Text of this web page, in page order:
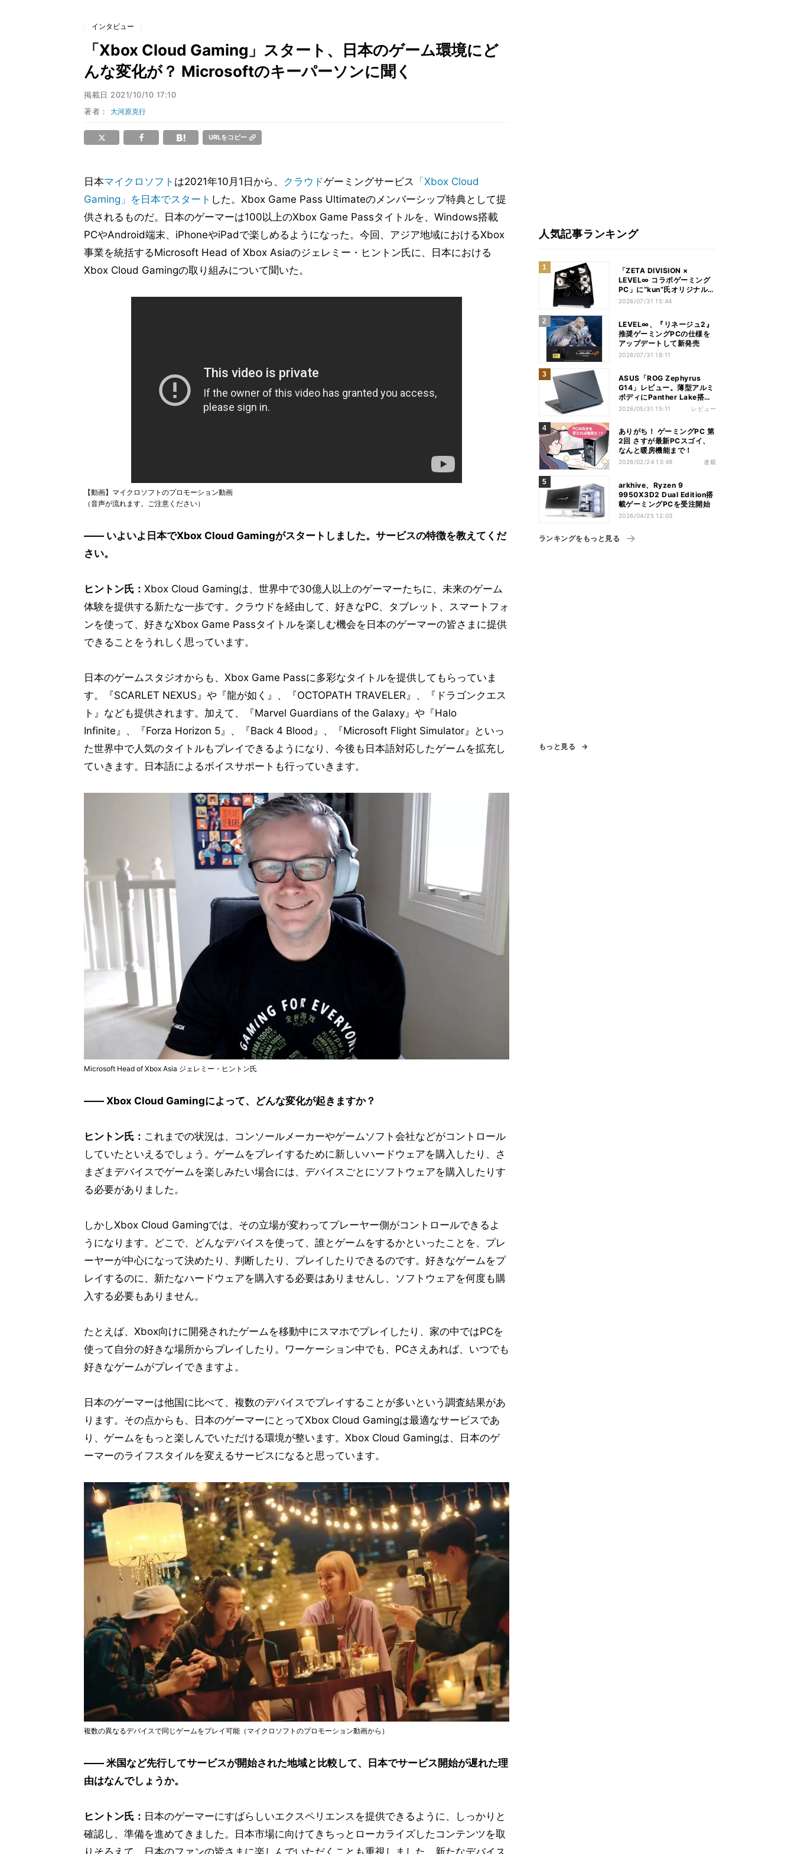
インタビュー
「Xbox Cloud Gaming」スタート、日本のゲーム環境にど
んな変化が？ Microsoftのキーパーソンに聞く
掲載日 2021/10/10 17:10
著者：大河原克行
URLをコピー
日本マイクロソフト は2021年10月1日から、 クラウドゲーミングサービス 「Xbox Cloud
Gaming」を日本でスタート した。Xbox Game Pass Ultimateのメンバーシップ特典として提
供されるものだ。日本のゲーマーは100以上のXbox Game Passタイトルを、Windows搭載
PCやAndroid端末、iPhoneやiPadで楽しめるようになった。今回、アジア地域におけるXbox
事業を統括するMicrosoft Head of Xbox Asiaのジェレミー・ヒントン氏に、日本における
Xbox Cloud Gamingの取り組みについて聞いた。
【動画】マイクロソフトのプロモーション動画
（音声が流れます。ご注意ください）
―― いよいよ日本でXbox Cloud Gamingがスタートしました。サービスの特徴を教えてくだ
さい。
ヒントン氏： Xbox Cloud Gamingは、世界中で30億人以上のゲーマーたちに、未来のゲーム
体験を提供する新たな一歩です。クラウドを経由して、好きなPC、タブレット、スマートフォ
ンを使って、好きなXbox Game Passタイトルを楽しむ機会を日本のゲーマーの皆さまに提供
できることをうれしく思っています。
日本のゲームスタジオからも、Xbox Game Passに多彩なタイトルを提供してもらっていま
す。『SCARLET NEXUS』や『龍が如く』、『OCTOPATH TRAVELER』、『ドラゴンクエス
ト』なども提供されます。加えて、『Marvel Guardians of the Galaxy』や『Halo
Infinite』、『Forza Horizon 5』、『Back 4 Blood』、『Microsoft Flight Simulator』といっ
た世界中で人気のタイトルもプレイできるようになり、今後も日本語対応したゲームを拡充し
ていきます。日本語によるボイスサポートも行っていきます。
Microsoft Head of Xbox Asia ジェレミー・ヒントン氏
―― Xbox Cloud Gamingによって、どんな変化が起きますか？
ヒントン氏： これまでの状況は、コンソールメーカーやゲームソフト会社などがコントロール
していたといえるでしょう。ゲームをプレイするために新しいハードウェアを購入したり、さ
まざまデバイスでゲームを楽しみたい場合には、デバイスごとにソフトウェアを購入したりす
る必要がありました。
しかしXbox Cloud Gamingでは、その立場が変わってプレーヤー側がコントロールできるよ
うになります。どこで、どんなデバイスを使って、誰とゲームをするかといったことを、プレ
ーヤーが中心になって決めたり、判断したり、プレイしたりできるのです。好きなゲームをプ
レイするのに、新たなハードウェアを購入する必要はありませんし、ソフトウェアを何度も購
入する必要もありません。
たとえば、Xbox向けに開発されたゲームを移動中にスマホでプレイしたり、家の中ではPCを
使って自分の好きな場所からプレイしたり。ワーケーション中でも、PCさえあれば、いつでも
好きなゲームがプレイできますよ。
日本のゲーマーは他国に比べて、複数のデバイスでプレイすることが多いという調査結果があ
ります。その点からも、日本のゲーマーにとってXbox Cloud Gamingは最適なサービスであ
り、ゲームをもっと楽しんでいただける環境が整います。Xbox Cloud Gamingは、日本のゲ
ーマーのライフスタイルを変えるサービスになると思っています。
複数の異なるデバイスで同じゲームをプレイ可能（マイクロソフトのプロモーション動画から）
―― 米国など先行してサービスが開始された地域と比較して、日本でサービス開始が遅れた理
由はなんでしょうか。
ヒントン氏： 日本のゲーマーにすばらしいエクスペリエンスを提供できるように、しっかりと
確認し、準備を進めてきました。日本市場に向けてきちっとローカライズしたコンテンツを取
りそろえて、日本のファンの皆さまに楽しんでいただくことも重視しました。新たなデバイス
人気記事ランキング
「ZETA DIVISION ×
LEVEL∞ コラボゲーミング
PC」に“kun”氏オリジナルデ
ザインを100台限定で発売
2026/07/31 15:44
LEVEL∞、『リネージュ2』
推奨ゲーミングPCの仕様を
アップデートして新発売
2026/07/31 18:11
ASUS「ROG Zephyrus
G14」レビュー。薄型アルミ
ボディにPanther Lake搭載
の有機ELノートPC
2026/05/31 15:11 レビュー
ありがち！ ゲーミングPC 第
2回 さすが最新PCスゴイ、
なんと暖房機能まで！
2026/02/24 13:49 連載
arkhive、Ryzen 9
9950X3D2 Dual Edition搭
載ゲーミングPCを受注開始
2026/04/25 12:03
ランキングをもっと見る
もっと見る